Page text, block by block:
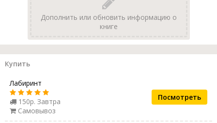
Дополнить или обновить информацию о
книге
Купить
Лабиринт
150р. Завтра
Самовывоз
Посмотреть